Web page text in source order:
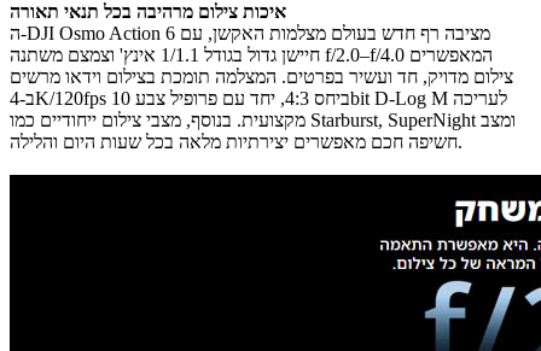
איכות צילום מרהיבה בכל תנאי תאורה
ה‑DJI Osmo Action 6 מציבה רף חדש בעולם מצלמות האקשן, עם
חיישן גדול בגודל 1/1.1 אינץ' וצמצם משתנה f/2.0–f/4.0 המאפשרים
צילום מדויק, חד ועשיר בפרטים. המצלמה תומכת בצילום וידאו מרשים
ב‑4K/120fps ביחס 4:3, יחד עם פרופיל צבע 10bit D‑Log M לעריכה
מקצועית. בנוסף, מצבי צילום ייחודיים כמו Starburst, ‏SuperNight ומצב
חשיפה חכם מאפשרים יצירתיות מלאה בכל שעות היום והלילה.